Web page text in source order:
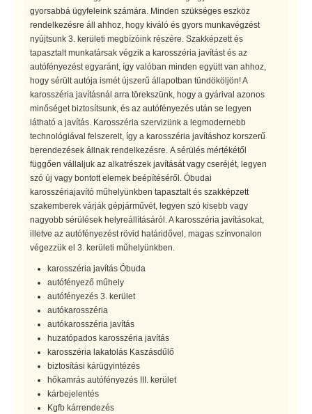
gyorsabbá ügyfeleink számára. Minden szükséges eszköz
rendelkezésre áll ahhoz, hogy kiváló és gyors munkavégzést
nyújtsunk 3. kerületi megbízóink részére. Szakképzett és
tapasztalt munkatársak végzik a karosszéria javítást és az
autófényezést egyaránt, így valóban minden együtt van ahhoz,
hogy sérült autója ismét újszerű állapotban tündököljön! A
karosszéria javításnál arra törekszünk, hogy a gyárival azonos
minőséget biztosítsunk, és az autófényezés után se legyen
látható a javítás. Karosszéria szervizünk a legmodernebb
technológiával felszerelt, így a karosszéria javításhoz korszerű
berendezések állnak rendelkezésre. A sérülés mértékétől
függően vállaljuk az alkatrészek javítását vagy cseréjét, legyen
szó új vagy bontott elemek beépítéséről. Óbudai
karosszériajavító műhelyünkben tapasztalt és szakképzett
szakemberek várják gépjárművét, legyen szó kisebb vagy
nagyobb sérülések helyreállításáról. A karosszéria javításokat,
illetve az autófényezést rövid határidővel, magas színvonalon
végezzük el 3. kerületi műhelyünkben.
karosszéria javítás Óbuda
autófényező műhely
autófényezés 3. kerület
autókarosszéria
autókarosszéria javítás
huzatópados karosszéria javítás
karosszéria lakatolás Kaszásdűlő
biztosítási kárügyintézés
hőkamrás autófényezés III. kerület
kárbejelentés
Kgfb kárrendezés